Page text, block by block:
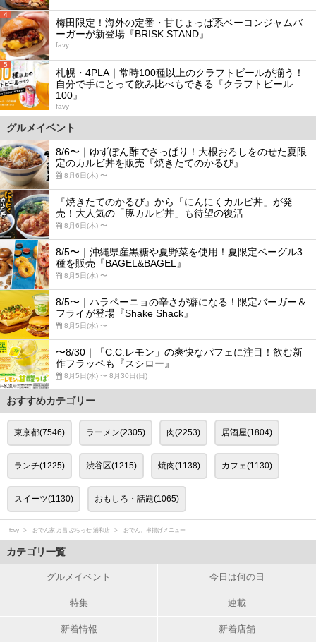
4
梅田限定！海外の定番・甘じょっぱ系ベーコンジャムバ
ーガーが新登場『BRISK STAND』
favy
5
札幌・4PLA｜常時100種以上のクラフトビールが揃う！
自分で手にとって飲み比べもできる『クラフトビール
100』
favy
グルメイベント
8/6〜｜ゆずぽん酢でさっぱり！大根おろしをのせた夏限
定のカルビ丼を販売『焼きたてのかるび』
8月6日(木) 〜
『焼きたてのかるび』から「にんにくカルビ丼」が発
売！大人気の「豚カルビ丼」も待望の復活
8月6日(木) 〜
8/5〜｜沖縄県産黒糖や夏野菜を使用！夏限定ベーグル3
種を販売『BAGEL&BAGEL』
8月5日(水) 〜
8/5〜｜ハラペーニョの辛さが癖になる！限定バーガー＆
フライが登場『Shake Shack』
8月5日(水) 〜
〜8/30｜「C.C.レモン」の爽快なパフェに注目！飲む新
作フラッペも『スシロー』
8月5日(水) 〜 8月30日(日)
おすすめカテゴリー
東京都(7546) ラーメン(2305) 肉(2253) 居酒屋(1804)
ランチ(1225) 渋谷区(1215) 焼肉(1138) カフェ(1130)
スイーツ(1130) おもしろ・話題(1065)
favy おでん家 万昌 ぶらっせ 浦和店 おでん、串揚げメニュー
カテゴリ一覧
グルメイベント 今日は何の日
特集 連載
新着情報 新着店舗